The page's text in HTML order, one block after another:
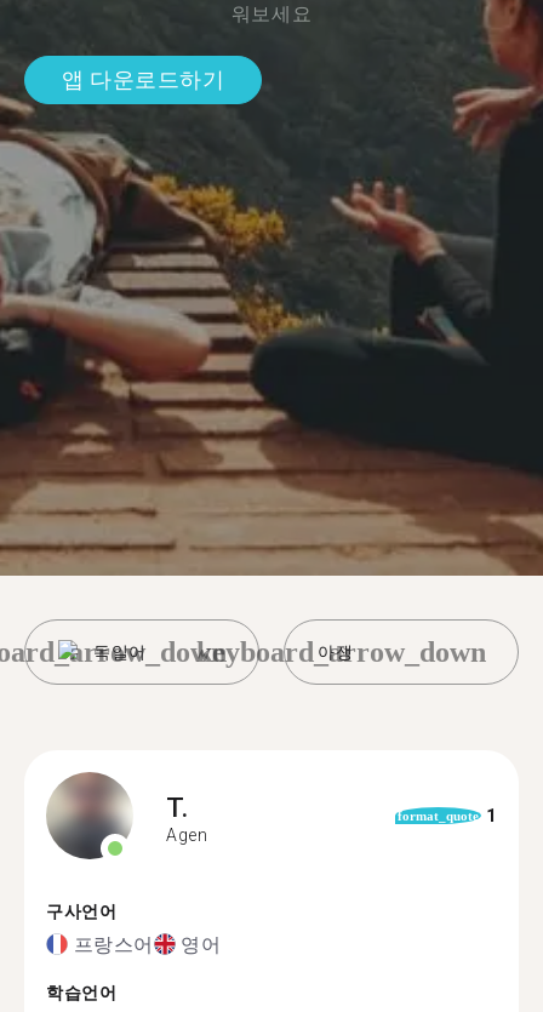
워보세요
앱 다운로드하기
독일어 아쟁
keyboard_arrow_down
T.
Agen
format_quote 1
구사언어
프랑스어 영어
학습언어